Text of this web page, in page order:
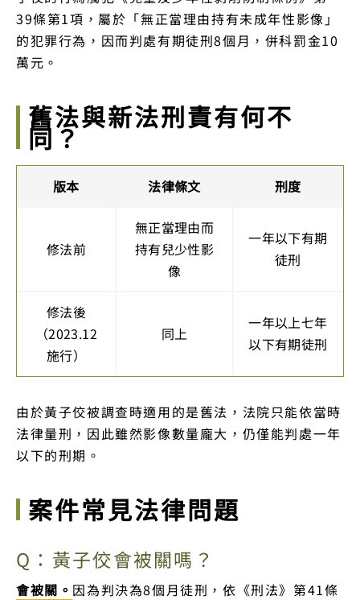
39條第1項，屬於「無正當理由持有未成年性影像」
的犯罪行為，因而判處有期徒刑8個月，併科罰金10
萬元。
舊法與新法刑責有何不
同？
版本 法律條文 刑度
修法前
無正當理由而
持有兒少性影
像
一年以下有期
徒刑
修法後
（2023.12
施行）
同上
一年以上七年
以下有期徒刑
由於黃子佼被調查時適用的是舊法，法院只能依當時
法律量刑，因此雖然影像數量龐大，仍僅能判處一年
以下的刑期。
案件常見法律問題
Q：黃子佼會被關嗎？
會被關。 因為判決為8個月徒刑，依《刑法》第41條